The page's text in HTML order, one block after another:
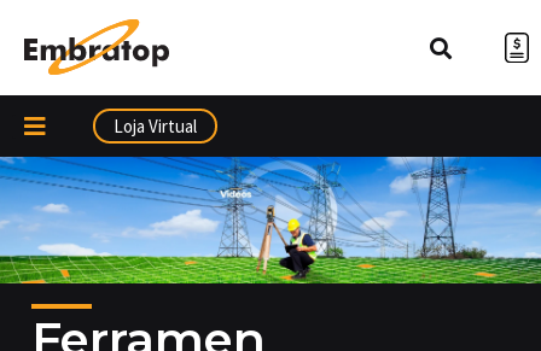
para
conteúdo
Loja Virtual
Ferramen